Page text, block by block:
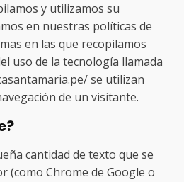
y utilizamos su
en nuestras políticas de
en las que recopilamos
uso de la tecnología llamada
se utilizan
de un visitante.
cantidad de texto que se
(como Chrome de Google o